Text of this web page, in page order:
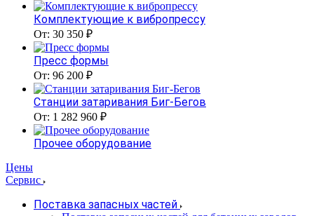
Комплектующие к вибропрессу
От: 30 350 ₽
Пресс формы
От: 96 200 ₽
Станции затаривания Биг-Бегов
От: 1 282 960 ₽
Прочее оборудование
Цены
Сервис
Поставка запасных частей